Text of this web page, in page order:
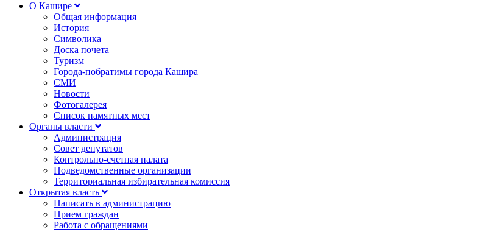
О Кашире
Общая информация
История
Символика
Доска почета
Туризм
Города-побратимы города Кашира
СМИ
Новости
Фотогалерея
Список памятных мест
Органы власти
Администрация
Совет депутатов
Контрольно-счетная палата
Подведомственные организации
Территориальная избирательная комиссия
Открытая власть
Написать в администрацию
Прием граждан
Работа с обращениями